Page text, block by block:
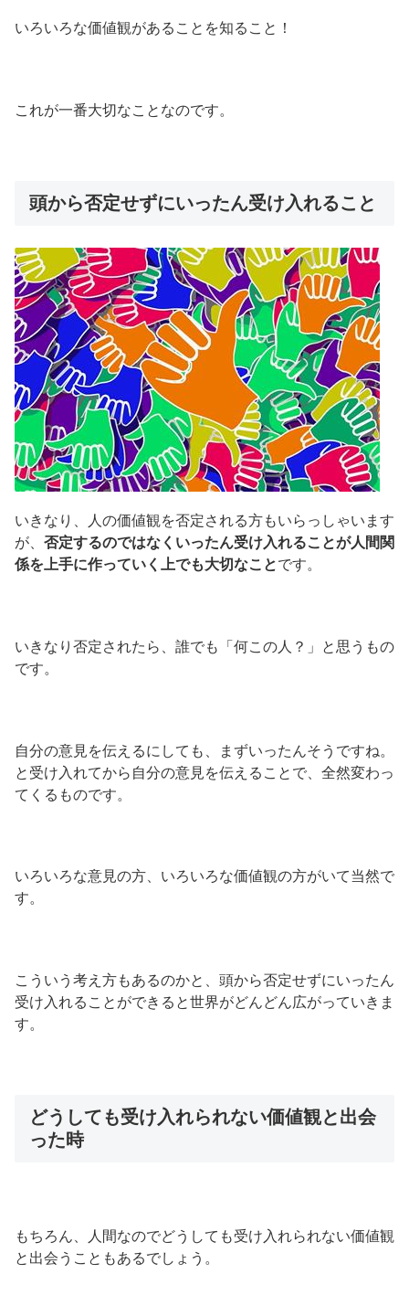
いろいろな価値観があることを知ること！
これが一番大切なことなのです。
頭から否定せずにいったん受け入れること
いきなり、人の価値観を否定される方もいらっしゃいます
が、 否定するのではなくいったん受け入れることが人間関
係を上手に作っていく上でも大切なことです。
いきなり否定されたら、誰でも「何この人？」と思うもの
です。
自分の意見を伝えるにしても、まずいったんそうですね。
と受け入れてから自分の意見を伝えることで、全然変わっ
てくるものです。
いろいろな意見の方、いろいろな価値観の方がいて当然で
す。
こういう考え方もあるのかと、頭から否定せずにいったん
受け入れることができると世界がどんどん広がっていきま
す。
どうしても受け入れられない価値観と出会
った時
もちろん、人間なのでどうしても受け入れられない価値観
と出会うこともあるでしょう。